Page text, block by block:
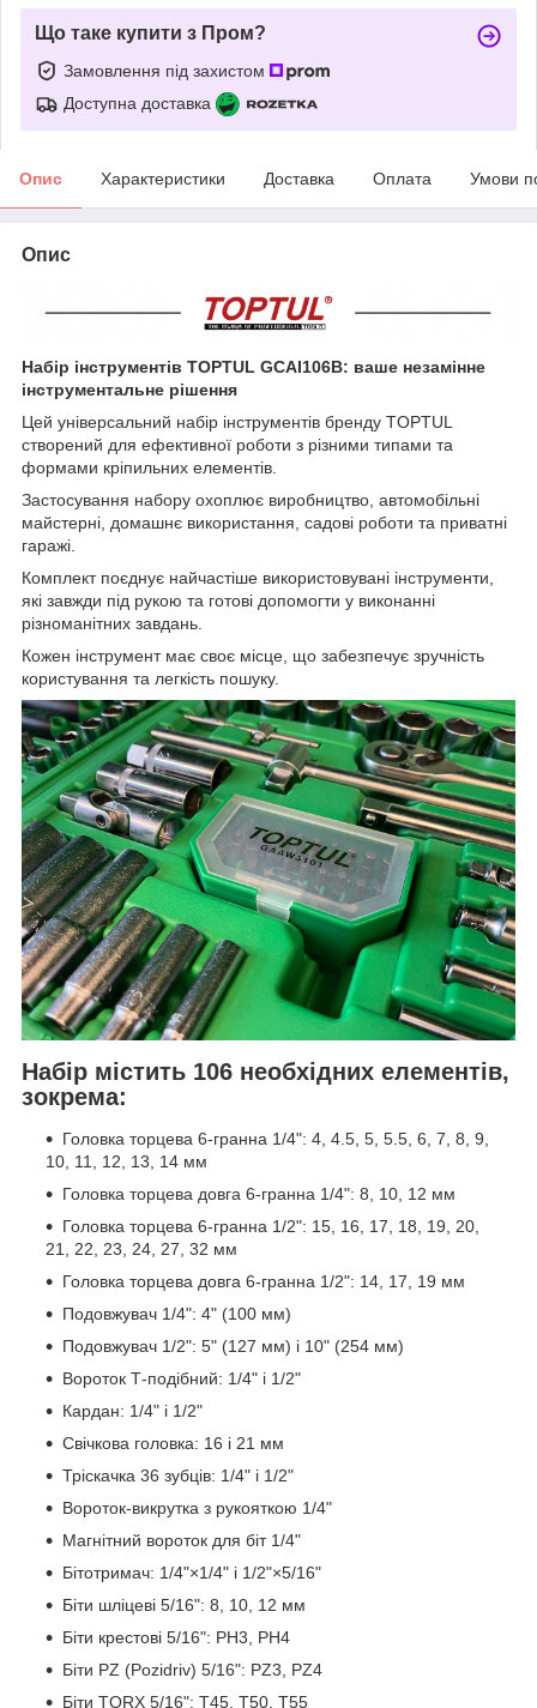
Що таке купити з Пром?
Замовлення під захистом
Доступна доставка
Опис Характеристики Доставка Оплата Умови
Опис
Набір інструментів TOPTUL GCAI106B: ваше незамінне
інструментальне рішення
Цей універсальний набір інструментів бренду TOPTUL
створений для ефективної роботи з різними типами та
формами кріпильних елементів.
Застосування набору охоплює виробництво, автомобільні
майстерні, домашнє використання, садові роботи та приватні
гаражі.
Комплект поєднує найчастіше використовувані інструменти,
які завжди під рукою та готові допомогти у виконанні
різноманітних завдань.
Кожен інструмент має своє місце, що забезпечує зручність
користування та легкість пошуку.
Набір містить 106 необхідних елементів,
зокрема:
Головка торцева 6-гранна 1/4": 4, 4.5, 5, 5.5, 6, 7, 8, 9,
10, 11, 12, 13, 14 мм
Головка торцева довга 6-гранна 1/4": 8, 10, 12 мм
Головка торцева 6-гранна 1/2": 15, 16, 17, 18, 19, 20,
21, 22, 23, 24, 27, 32 мм
Головка торцева довга 6-гранна 1/2": 14, 17, 19 мм
Подовжувач 1/4": 4" (100 мм)
Подовжувач 1/2": 5" (127 мм) і 10" (254 мм)
Вороток Т-подібний: 1/4" і 1/2"
Кардан: 1/4" і 1/2"
Свічкова головка: 16 і 21 мм
Тріскачка 36 зубців: 1/4" і 1/2"
Вороток-викрутка з рукояткою 1/4"
Магнітний вороток для біт 1/4"
Бітотримач: 1/4"×1/4" і 1/2"×5/16"
Біти шліцеві 5/16": 8, 10, 12 мм
Біти крестові 5/16": PH3, PH4
Біти PZ (Pozidriv) 5/16": PZ3, PZ4
Біти TORX 5/16": T45, T50, T55